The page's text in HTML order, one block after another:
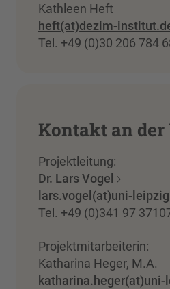
Kathleen Heft
heft(at)dezim-
Tel. +49 (0)30 206 784
Kontakt an
Projektleitung:
Dr. Lars Vogel
lars.vogel(at)uni-
Tel. +49 (0)341 97
Projektmitarbeiterin:
Katharina Heger, M.A.
katharina.heger(at)uni-